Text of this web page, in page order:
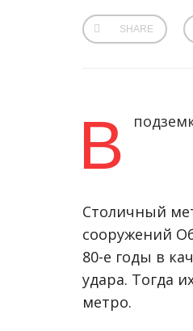
SHARE
В
Столичный
сооружений
80-е годы в
удара. Тогда
метро.